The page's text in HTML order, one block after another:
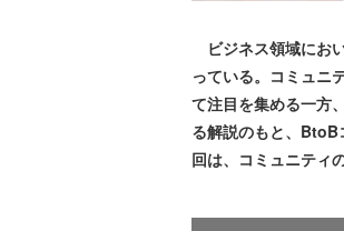
ビジネス領域にお
っている。コミュニ
て注目を集める一方
る解説のもと、BtoB
回は、コミュニティ